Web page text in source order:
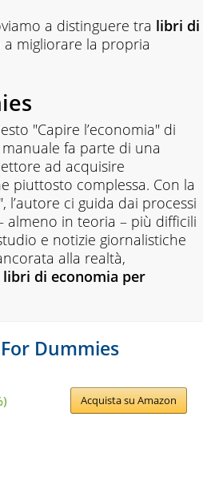
a distinguere tra libri di
migliorare la propria
"Capire l’economia" di
fa parte di una
ad acquisire
piuttosto complessa. Con la
l’autore ci guida dai processi
almeno in teoria – più difficili
e notizie giornalistiche
alla realtà,
libri di economia per
Dummies
Acquista su Amazon